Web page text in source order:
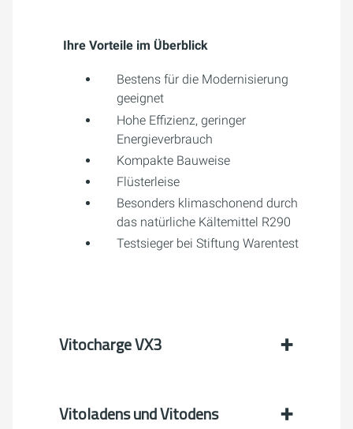
Ihre Vorteile im Überblick
Bestens für die Modernisierung
geeignet
Hohe Effizienz, geringer
Energieverbrauch
Kompakte Bauweise
Flüsterleise
Besonders klimaschonend durch
das natürliche Kältemittel R290
Testsieger bei Stiftung Warentest
Vitocharge VX3
Vitoladens und Vitodens